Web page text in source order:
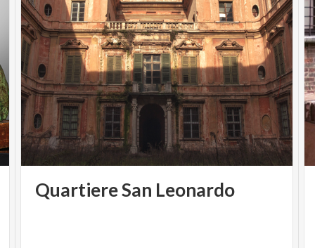
QuartiereSan Leonardo